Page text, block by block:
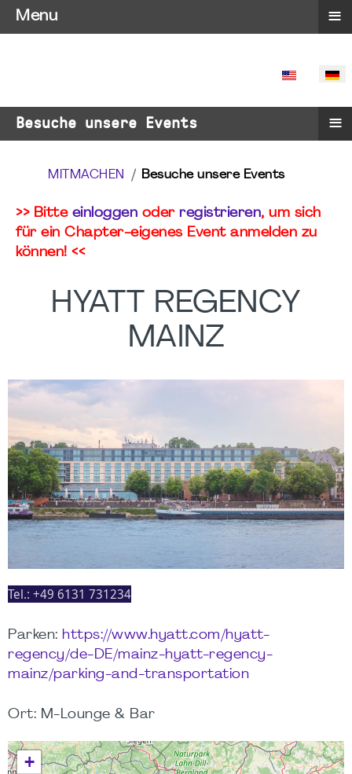
SPRACHE
Besuche unsere Events ≡
MITMACHEN Besuche unsere Events
>> Bitte einloggen oder registrieren, um sich
für ein Chapter-eigenes Event anmelden zu
können! <<
HYATT REGENCY
MAINZ
Tel.: +49 6131 731234
Parken: https://www.hyatt.com/hyatt-
regency/de-DE/mainz-hyatt-regency-
mainz/parking-and-transportation
Ort: M-Lounge & Bar
+
Menu ≡